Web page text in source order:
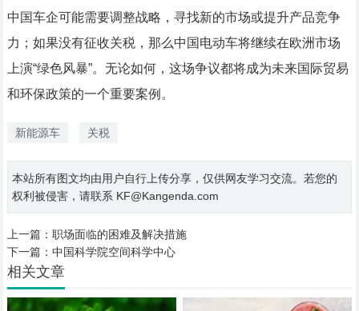
中国车企可能需要调整战略，寻找新的市场或提升产品竞争
力；如果没有征收关税，那么中国电动车将继续在欧洲市场
上演“绿色风暴”。无论如何，这场争议都将成为未来国际贸易
和环保政策的一个重要案例。
新能源车 关税
本站所有图文均由用户自行上传分享，仅供网友学习交流。若您的
权利被侵害，请联系 KF@Kangenda.com
上一篇： 职场面临的困难及解决措施
下一篇： 中国科学院空间科学中心
相关文章